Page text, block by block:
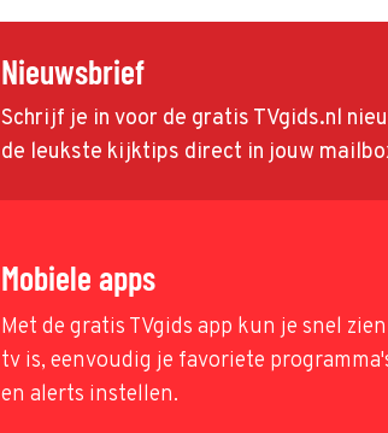
Nieuwsbrief
Schrijf je in voor de gratis TVgids.nl
de leukste kijktips direct in jouw
Mobiele apps
Met de gratis TVgids app kun je snel
tv is, eenvoudig je favoriete
en alerts instellen.